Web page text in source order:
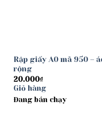
Rập giấy A0 mã 950 –
rộng
20.000₫
Giỏ hàng
Đang bán chạy